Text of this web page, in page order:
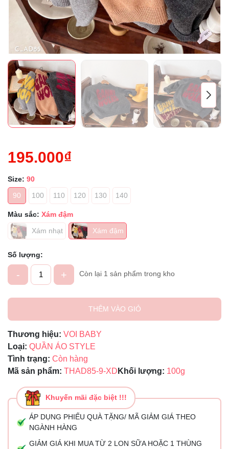
195.000₫
Size: 90
90
100 110 120 130 140
Màu sắc: Xám đậm
Xám nhạt
Xám đậm
Số lượng:
- + Còn lại 1 sản phẩm trong kho
THÊM VÀO GIỎ
Thương hiệu: VOI BABY
Loại: QUẦN ÁO STYLE
Tình trạng: Còn hàng
Mã sản phẩm: THAD85-9-XD Khối lượng: 100g
Khuyến mãi đặc biệt !!!
ÁP DỤNG PHIẾU QUÀ TẶNG/ MÃ GIẢM GIÁ THEO
NGÀNH HÀNG
GIẢM GIÁ KHI MUA TỪ 2 LON SỮA HOẶC 1 THÙNG
Mã giảm giá:
Ngày hết hạn: